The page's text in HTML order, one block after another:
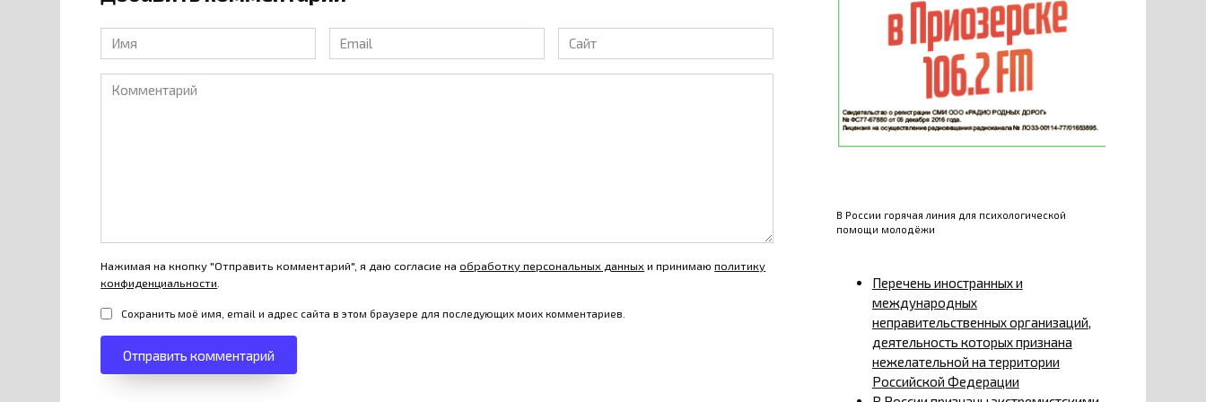
Имя
*
Email
*
Сайт
Комментарий
Нажимая на кнопку "Отправить комментарий", я даю согласие наобработку персональных данных и принимаюполитику
конфиденциальности
Сохранить моё имя, email и адрес сайта в этом браузере для последующих моих комментариев.
В России горячая линия для психологической
помощи молодёжи
Перечень иностранных и
международных
неправительственных организаций,
деятельность которых признана
нежелательной на территории
Российской Федерации